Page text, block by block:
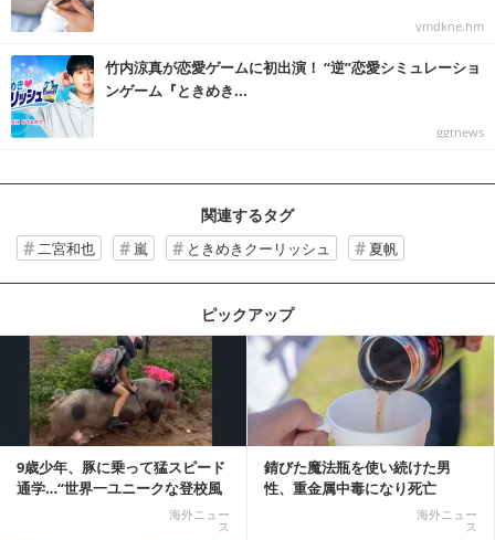
ymdkne.hm
竹内涼真が恋愛ゲームに初出演！ “逆”恋愛シミュレーショ
ンゲーム『ときめき...
ggtnews
関連するタグ
二宮和也 嵐 ときめきクーリッシュ 夏帆
ピックアップ
9歳少年、豚に乗って猛スピード
通学…“世界一ユニークな登校風
海外ニュー
ス
錆びた魔法瓶を使い続けた男
性、重金属中毒になり死亡
海外ニュー
ス
記事を読む